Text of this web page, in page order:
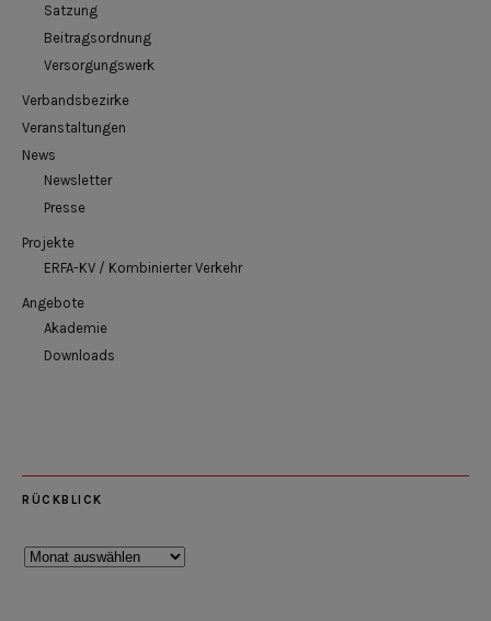
Satzung
Beitragsordnung
Versorgungswerk
Verbandsbezirke
Veranstaltungen
News
Newsletter
Presse
Projekte
ERFA-KV / Kombinierter Verkehr
Angebote
Akademie
Downloads
RÜCKBLICK
Rückblick